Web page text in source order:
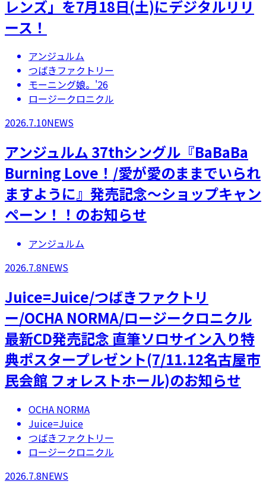
レンズ」を7月18日(土)にデジタルリリ
ース！
アンジュルム
つばきファクトリー
モーニング娘。'26
ロージークロニクル
2026.7.10NEWS
アンジュルム 37thシングル『BaBaBa
Burning Love！/愛が愛のままでいられ
ますように』発売記念～ショップキャン
ペーン！！のお知らせ
アンジュルム
2026.7.8NEWS
Juice=Juice/つばきファクトリ
ー/OCHA NORMA/ロージークロニクル
最新CD発売記念 直筆ソロサイン入り特
典ポスタープレゼント(7/11.12名古屋市
民会館 フォレストホール)のお知らせ
OCHA NORMA
Juice=Juice
つばきファクトリー
ロージークロニクル
2026.7.8NEWS